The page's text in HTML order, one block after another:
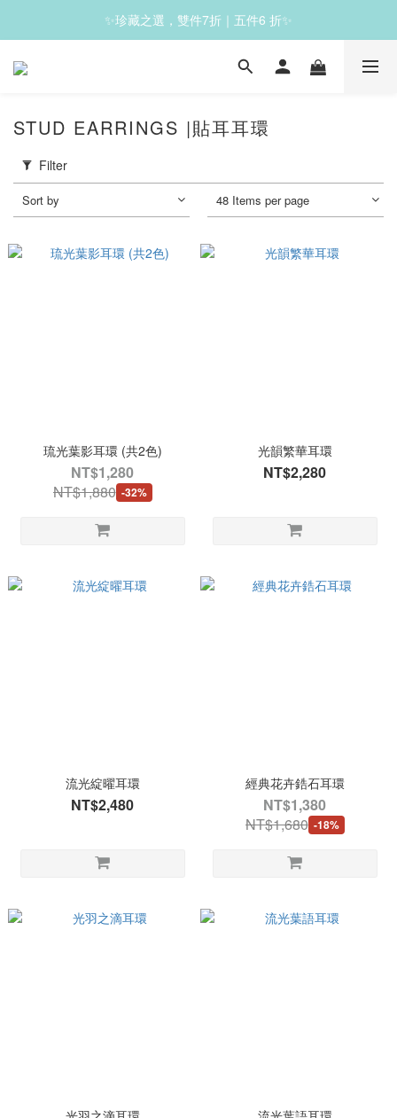
✨滿1200免運✨
✨珍藏之選，雙件7折｜五件6 折✨
STUD EARRINGS |貼耳耳環
Filter
Sort by 48 Items per page
琉光葉影耳環 (共2色)
NT$1,280
NT$1,880 -32%
光韻繁華耳環
NT$2,280
流光綻曜耳環
NT$2,480
經典花卉鋯石耳環
NT$1,380
NT$1,680 -18%